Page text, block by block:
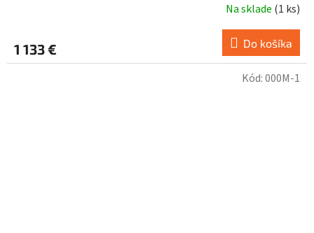
Na sklade (1 ks)
1 133 € Do košíka
Kód:000M-1